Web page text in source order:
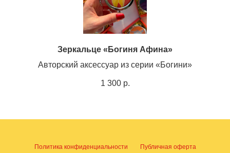
Зеркальце «Богиня Афина»
Авторский аксессуар из серии «Богини»
1 300 р.
Политика конфиденциальности Публичная оферта